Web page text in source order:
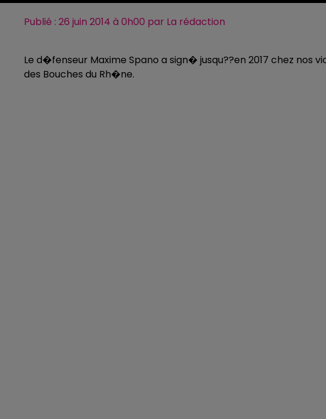
Publié : 26 juin 2014 à 0h00 par La rédaction
Le d�fenseur Maxime Spano a sign� jusqu??en 2017 chez nos
des Bouches du Rh�ne.